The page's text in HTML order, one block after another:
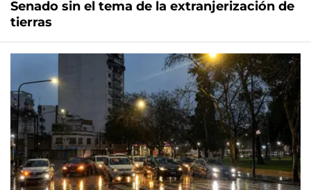
Senado sin el tema de la extranjerización de
tierras